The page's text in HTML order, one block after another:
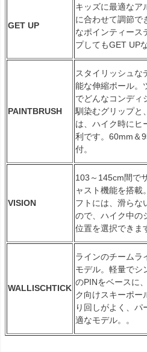
GET UP
キッズに最適なア
に合わせて調節で
なポインティース
プしてもGET UP
PAINTBRUSH
スタイリッシュな
能な伸縮ポール。
でどんなコンディ
馴染むグリップと
は、ハイク時にヒ
利です。60mm＆
付。
VISION
103～145cm間で
ャスト機能を搭載
フトには、滑らな
ので、ハイク中の
位置を選択できま
WALLISCHTICK
ラインのチームラ
モデル。軽量でシ
のPINをベースに
ク向けスキーポー
り回しがよく、パ
適なモデル。。